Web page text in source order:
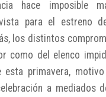
hace imposible
para el estreno
los distintos
como del elenco
esta primavera,
a mediados